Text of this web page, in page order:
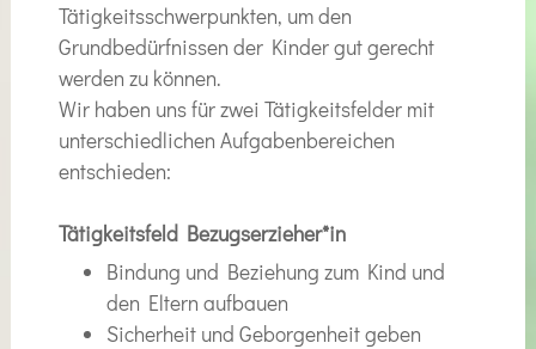
Tätigkeitsschwerpunkten, um den
Grundbedürfnissen der Kinder gut gerecht
werden zu können.
Wir haben uns für zwei Tätigkeitsfelder mit
unterschiedlichen Aufgabenbereichen
entschieden:
Tätigkeitsfeld Bezugserzieher*in
Bindung und Beziehung zum Kind und
den Eltern aufbauen
Sicherheit und Geborgenheit geben